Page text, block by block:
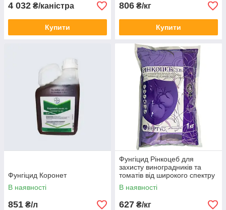
4 032 ₴/каністра
Купити
806 ₴/кг
Купити
Фунгіцид Коронет
В наявності
851 ₴/л
Фунгіцид Рінкоцеб для
захисту виноградників та
томатів від широкого спектру
хвороб
В наявності
627 ₴/кг